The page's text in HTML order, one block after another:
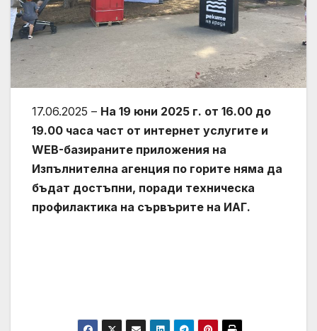
17.06.2025 – На 19 юни 2025 г. от 16.00 до
19.00 часа част от интернет услугите и
WEB-базираните приложения на
Изпълнителна агенция по горите няма да
бъдат достъпни, поради техническа
профилактика на сървърите на ИАГ.